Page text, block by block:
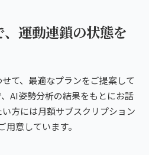
運動連鎖の状態を
て、最適なプランをご提案して
AI姿勢分析の結果をもとにお話
方には月額サブスクリプション
用意しています。